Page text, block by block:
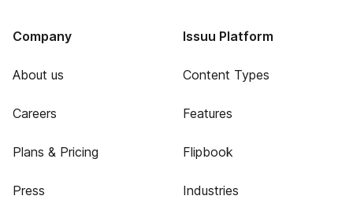
Company
About us
Careers
Plans & Pricing
Press
Issuu Platform
Content Types
Features
Flipbook
Industries